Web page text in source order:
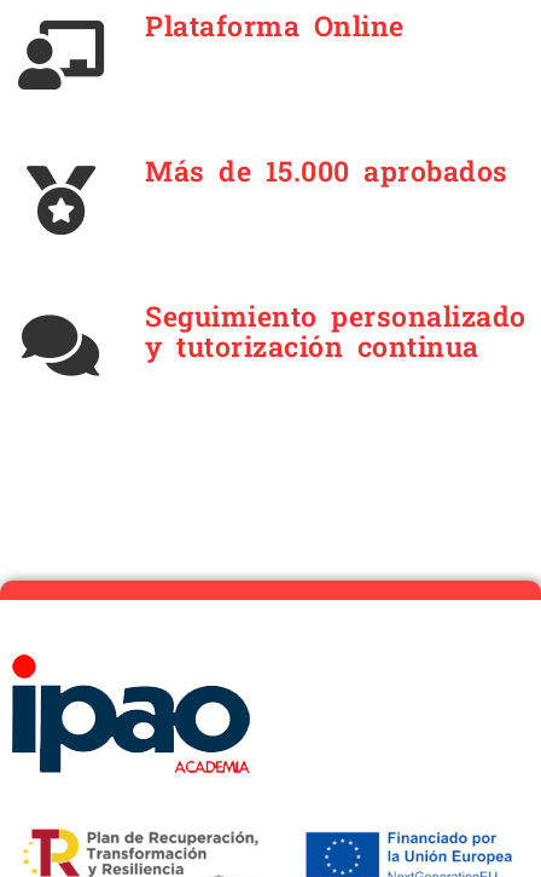
Plataforma Online
Más de 15.000 aprobados
Seguimiento personalizado
y tutorización continua